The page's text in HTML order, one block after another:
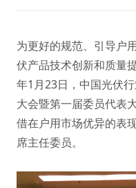
为更好的规范、引导户
伏产品技术创新和质量
年1月23日，中国光伏
大会暨第一届委员代表
借在户用市场优异的表
席主任委员。